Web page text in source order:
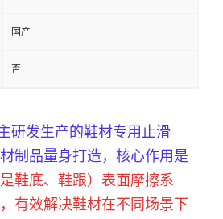
国产
否
研发生产的鞋材专用止滑
制品量身打造，核心作用是
鞋底、鞋跟）表面摩擦系
有效解决鞋材在不同场景下